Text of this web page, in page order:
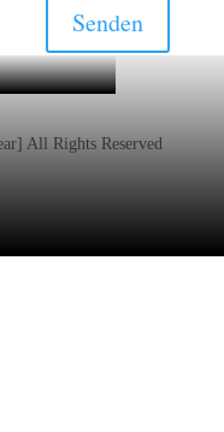
Senden
All Rights Reserved